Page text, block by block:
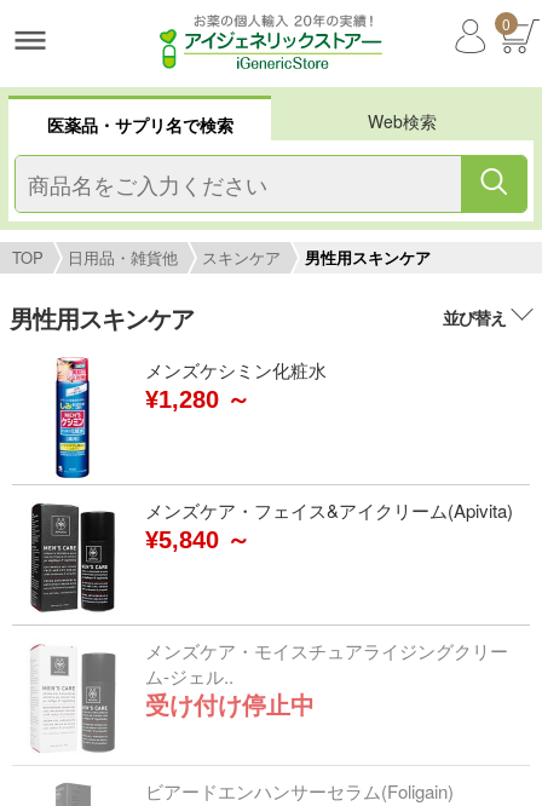
0
医薬品・サプリ名で検索 Web検索
TOP 日用品・雑貨他 スキンケア 男性用スキンケア
男性用スキンケア 並び替え
メンズケシミン化粧水
¥1,280 ～
メンズケア・フェイス&アイクリーム(Apivita)
¥5,840 ～
メンズケア・モイスチュアライジングクリー
ム-ジェル..
受け付け停止中
ビアードエンハンサーセラム(Foligain)